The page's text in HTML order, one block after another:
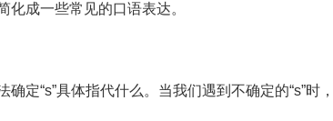
化成一些常见的口语表达。
定“s”具体指代什么。当我们遇到不确定的“s”时